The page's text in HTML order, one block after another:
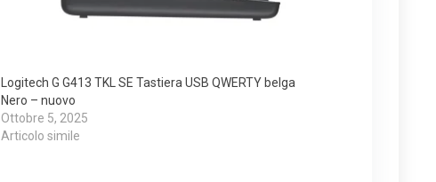
Logitech G G413 TKL SE Tastiera USB QWERTY belga
Nero – nuovo
Ottobre 5, 2025
Articolo simile